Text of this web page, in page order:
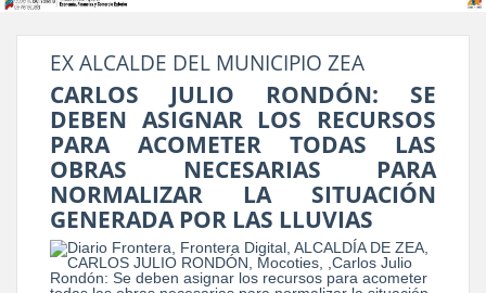
EX ALCALDE DEL MUNICIPIO ZEA
CARLOS JULIO RONDÓN: SE
DEBEN ASIGNAR LOS RECURSOS
PARA ACOMETER TODAS LAS
OBRAS NECESARIAS PARA
NORMALIZAR LA SITUACIÓN
GENERADA POR LAS LLUVIAS